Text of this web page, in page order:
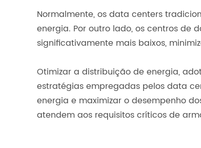
Normalmente, os data centers
energia. Por outro lado, os centros de
significativamente mais baixos,
Otimizar a distribuição de energia,
estratégias empregadas pelos data
energia e maximizar o desempenho
atendem aos requisitos críticos de